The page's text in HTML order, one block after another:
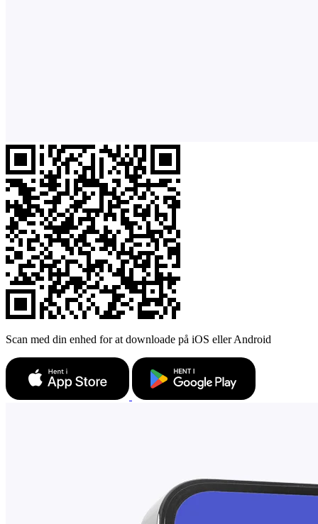
Scan med din enhed for at downloade på iOS eller Android